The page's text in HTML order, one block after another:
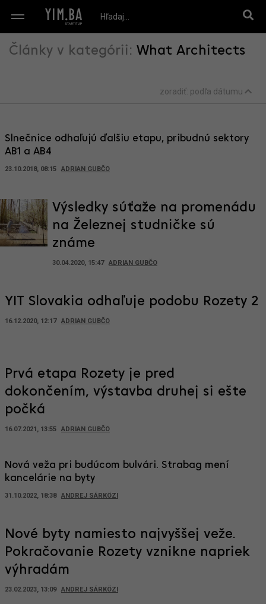
Články v kategórii: What Architects
zoradiť: podľa dátumu
Slnečnice odhaľujú ďalšiu etapu, pribudnú sektory
AB1 a AB4
23.10.2018, 08:15 ADRIAN GUBČO
Výsledky súťaže na promenádu
na Železnej studničke sú
známe
30.04.2020, 15:47 ADRIAN GUBČO
YIT Slovakia odhaľuje podobu Rozety 2
16.12.2020, 12:17 ADRIAN GUBČO
Prvá etapa Rozety je pred
dokončením, výstavba druhej si ešte
počká
16.07.2021, 13:55 ADRIAN GUBČO
Nová veža pri budúcom bulvári. Strabag mení
kancelárie na byty
31.10.2022, 18:38 ANDREJ SÁRKÖZI
Nové byty namiesto najvyššej veže.
Pokračovanie Rozety vznikne napriek
výhradám
23.02.2023, 13:09 ANDREJ SÁRKÖZI